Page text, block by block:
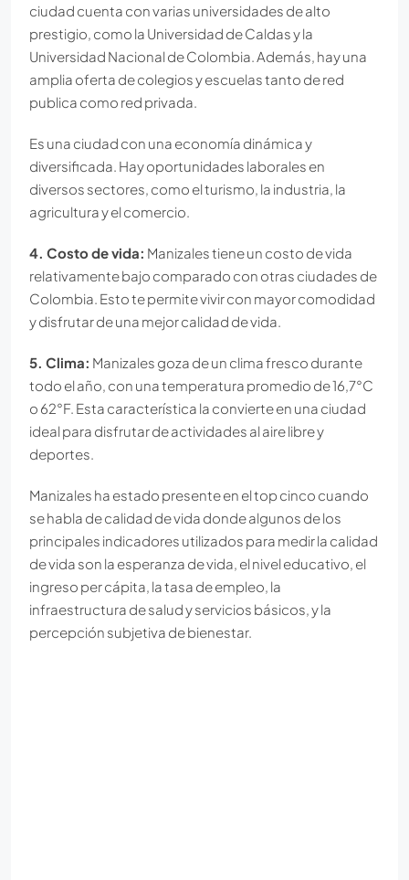
ciudad cuenta con varias universidades de alto
prestigio, como la Universidad de Caldas y la
Universidad Nacional de Colombia. Además, hay una
amplia oferta de colegios y escuelas tanto de red
publica como red privada.
Es una ciudad con una economía dinámica y
diversificada. Hay oportunidades laborales en
diversos sectores, como el turismo, la industria, la
agricultura y el comercio.
4. Costo de vida: Manizales tiene un costo de vida
relativamente bajo comparado con otras ciudades de
Colombia. Esto te permite vivir con mayor comodidad
y disfrutar de una mejor calidad de vida.
5. Clima: Manizales goza de un clima fresco durante
todo el año, con una temperatura promedio de 16,7°C
o 62°F. Esta característica la convierte en una ciudad
ideal para disfrutar de actividades al aire libre y
deportes.
Manizales ha estado presente en el top cinco cuando
se habla de calidad de vida donde algunos de los
principales indicadores utilizados para medir la calidad
de vida son la esperanza de vida, el nivel educativo, el
ingreso per cápita, la tasa de empleo, la
infraestructura de salud y servicios básicos, y la
percepción subjetiva de bienestar.